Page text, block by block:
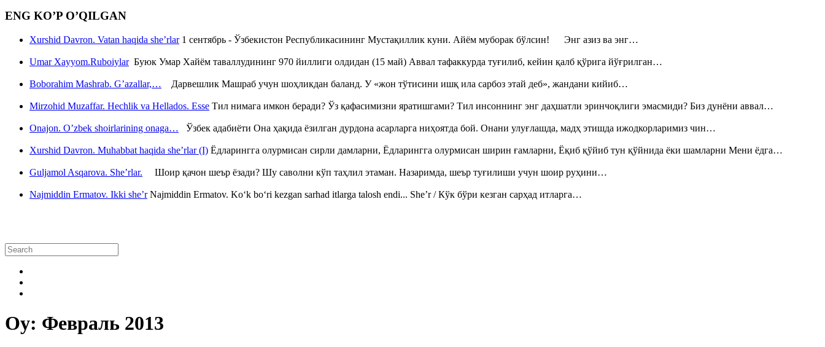
ENG KO’P O’QILGAN
Xurshid Davron. Vatan haqida she’rlar1 сентябрь - Ўзбекистон Республикасининг Мустақиллик куни. Айём муборак бўлсин! Энг азиз ва энг…
Umar Xayyom.RuboiylarБуюк Умар Хайём таваллудининг 970 йиллиги олдидан (15 май) Аввал тафаккурда туғилиб, кейин қалб қўрига йўғрилган…
Boborahim Mashrab. G’azallar,… Дарвешлик Машраб учун шоҳликдан баланд. У «жон тўтисини ишқ ила сарбоз этай деб», жандани кийиб…
Mirzohid Muzaffar. Hechlik va Hellados. Esse Тил нимага имкон беради? Ўз қафасимизни яратишгами? Тил инсоннинг энг даҳшатли эринчоқлиги эмасмиди? Биз дунёни аввал…
Onajon. O’zbek shoirlarining onaga… Ўзбек адабиёти Она ҳақида ёзилган дурдона асарларга ниҳоятда бой. Онани улуғлашда, мадҳ этишда ижодкорларимиз чин…
Xurshid Davron. Muhabbat haqida she’rlar (I) Ёдларингга олурмисан сирли дамларни, Ёдларингга олурмисан ширин ғамларни, Ёқиб қўйиб тун қўйнида ёки шамларни Мени ёдга…
Guljamol Asqarova. She’rlar. Шоир қачон шеър ёзади? Шу саволни кўп таҳлил этаман. Назаримда, шеър туғилиши учун шоир руҳини…
Najmiddin Ermatov. Ikki she’rNajmiddin Ermatov. Ko‘k bo‘ri kezgan sarhad itlarga talosh endi... She’r / Кўк бўри кезган сарҳад итларга…
Oy: Февраль 2013